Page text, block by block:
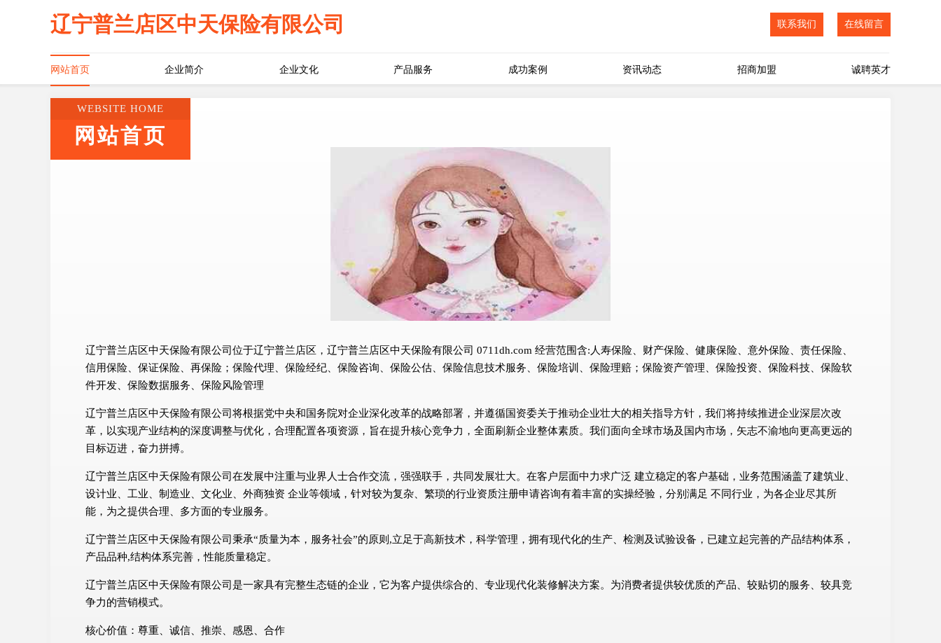
辽宁普兰店区中天保险有限公司 联系我们 在线留言
网站首页 企业简介 企业文化 产品服务 成功案例 资讯动态 招商加盟 诚聘英才
WEBSITE HOME
网站首页
辽宁普兰店区中天保险有限公司位于辽宁普兰店区，辽宁普兰店区中天保险有限公司 0711dh.com 经营范围含:人寿保险、财产保险、健康保险、意外保险、责任保险、
信用保险、保证保险、再保险；保险代理、保险经纪、保险咨询、保险公估、保险信息技术服务、保险培训、保险理赔；保险资产管理、保险投资、保险科技、保险软
件开发、保险数据服务、保险风险管理
辽宁普兰店区中天保险有限公司将根据党中央和国务院对企业深化改革的战略部署，并遵循国资委关于推动企业壮大的相关指导方针，我们将持续推进企业深层次改
革，以实现产业结构的深度调整与优化，合理配置各项资源，旨在提升核心竞争力，全面刷新企业整体素质。我们面向全球市场及国内市场，矢志不渝地向更高更远的
目标迈进，奋力拼搏。
辽宁普兰店区中天保险有限公司在发展中注重与业界人士合作交流，强强联手，共同发展壮大。在客户层面中力求广泛 建立稳定的客户基础，业务范围涵盖了建筑业、
设计业、工业、制造业、文化业、外商独资 企业等领域，针对较为复杂、繁琐的行业资质注册申请咨询有着丰富的实操经验，分别满足 不同行业，为各企业尽其所
能，为之提供合理、多方面的专业服务。
辽宁普兰店区中天保险有限公司秉承“质量为本，服务社会”的原则,立足于高新技术，科学管理，拥有现代化的生产、检测及试验设备，已建立起完善的产品结构体系，
产品品种,结构体系完善，性能质量稳定。
辽宁普兰店区中天保险有限公司是一家具有完整生态链的企业，它为客户提供综合的、专业现代化装修解决方案。为消费者提供较优质的产品、较贴切的服务、较具竞
争力的营销模式。
核心价值：尊重、诚信、推崇、感恩、合作